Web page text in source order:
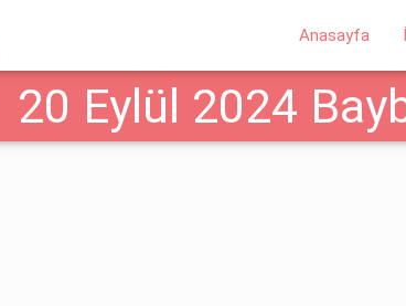
Anasayfa
20 Eylül 2024